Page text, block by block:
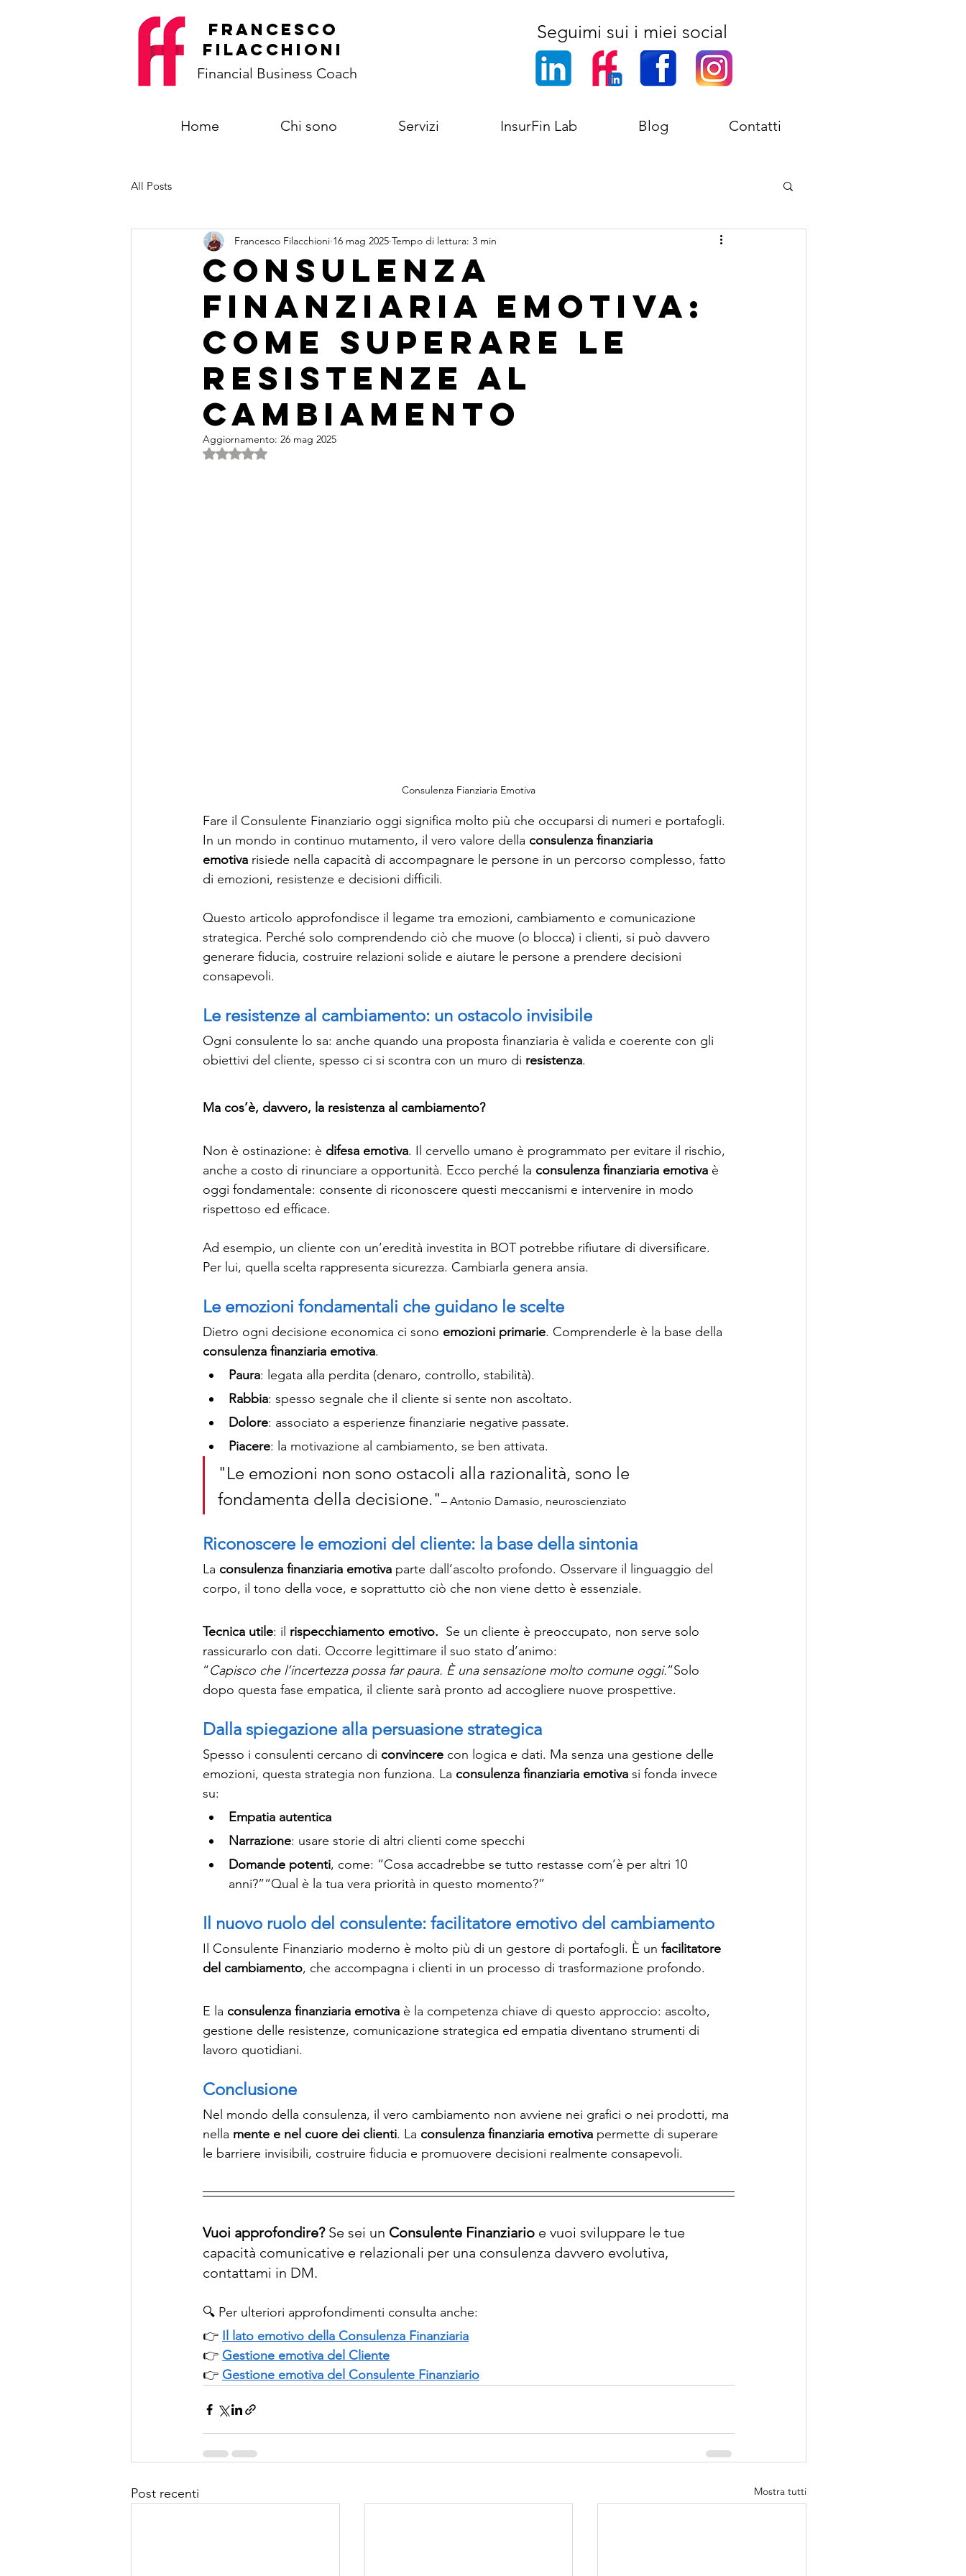
francesco
filacchioni
Financial Business Coach
Seguimi sui i miei social
Home Chi sono Servizi InsurFin Lab Blog Contatti
All Posts
Consulenza
Finanziaria Emotiva:
Come Superare le
Resistenze al
Cambiamento
Francesco Filacchioni 16 mag 2025 Tempo di lettura: 3 min
Aggiornamento: 26 mag 2025
Valutazione NaN stelle su 5.
Consulenza Fianziaria Emotiva
Fare il Consulente Finanziario oggi significa molto più che occuparsi di numeri e portafogli.
In un mondo in continuo mutamento, il vero valore della consulenza finanziaria
emotiva risiede nella capacità di accompagnare le persone in un percorso complesso, fatto
di emozioni, resistenze e decisioni difficili.
Questo articolo approfondisce il legame tra emozioni, cambiamento e comunicazione
strategica. Perché solo comprendendo ciò che muove (o blocca) i clienti, si può davvero
generare fiducia, costruire relazioni solide e aiutare le persone a prendere decisioni
consapevoli.
Le resistenze al cambiamento: un ostacolo invisibile
Ogni consulente lo sa: anche quando una proposta finanziaria è valida e coerente con gli
obiettivi del cliente, spesso ci si scontra con un muro di resistenza.
Ma cos’è, davvero, la resistenza al cambiamento?
Non è ostinazione: è difesa emotiva. Il cervello umano è programmato per evitare il rischio,
anche a costo di rinunciare a opportunità. Ecco perché la consulenza finanziaria emotiva è
oggi fondamentale: consente di riconoscere questi meccanismi e intervenire in modo
rispettoso ed efficace.
Ad esempio, un cliente con un’eredità investita in BOT potrebbe rifiutare di diversificare.
Per lui, quella scelta rappresenta sicurezza. Cambiarla genera ansia.
Le emozioni fondamentali che guidano le scelte
Dietro ogni decisione economica ci sono emozioni primarie. Comprenderle è la base della
consulenza finanziaria emotiva.
Paura: legata alla perdita (denaro, controllo, stabilità).
Rabbia: spesso segnale che il cliente si sente non ascoltato.
Dolore: associato a esperienze finanziarie negative passate.
Piacere: la motivazione al cambiamento, se ben attivata.
"Le emozioni non sono ostacoli alla razionalità, sono le
fondamenta della decisione."– Antonio Damasio, neuroscienziato
Riconoscere le emozioni del cliente: la base della sintonia
La consulenza finanziaria emotiva parte dall’ascolto profondo. Osservare il linguaggio del
corpo, il tono della voce, e soprattutto ciò che non viene detto è essenziale.
Tecnica utile: il rispecchiamento emotivo. Se un cliente è preoccupato, non serve solo
rassicurarlo con dati. Occorre legittimare il suo stato d’animo:
“Capisco che l’incertezza possa far paura. È una sensazione molto comune oggi.”Solo
dopo questa fase empatica, il cliente sarà pronto ad accogliere nuove prospettive.
Dalla spiegazione alla persuasione strategica
Spesso i consulenti cercano di convincere con logica e dati. Ma senza una gestione delle
emozioni, questa strategia non funziona. La consulenza finanziaria emotiva si fonda invece
su:
Empatia autentica
Narrazione: usare storie di altri clienti come specchi
Domande potenti, come: “Cosa accadrebbe se tutto restasse com’è per altri 10
anni?”“Qual è la tua vera priorità in questo momento?”
Il nuovo ruolo del consulente: facilitatore emotivo del cambiamento
Il Consulente Finanziario moderno è molto più di un gestore di portafogli. È un facilitatore
del cambiamento, che accompagna i clienti in un processo di trasformazione profondo.
E la consulenza finanziaria emotiva è la competenza chiave di questo approccio: ascolto,
gestione delle resistenze, comunicazione strategica ed empatia diventano strumenti di
lavoro quotidiani.
Conclusione
Nel mondo della consulenza, il vero cambiamento non avviene nei grafici o nei prodotti, ma
nella mente e nel cuore dei clienti. La consulenza finanziaria emotiva permette di superare
le barriere invisibili, costruire fiducia e promuovere decisioni realmente consapevoli.
Vuoi approfondire? Se sei un Consulente Finanziario e vuoi sviluppare le tue
capacità comunicative e relazionali per una consulenza davvero evolutiva,
contattami in DM.
🔍 Per ulteriori approfondimenti consulta anche:
👉 Il lato emotivo della Consulenza Finanziaria
👉 Gestione emotiva del Cliente
👉 Gestione emotiva del Consulente Finanziario
Post recenti Mostra tutti